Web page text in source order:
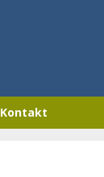
Kontakt